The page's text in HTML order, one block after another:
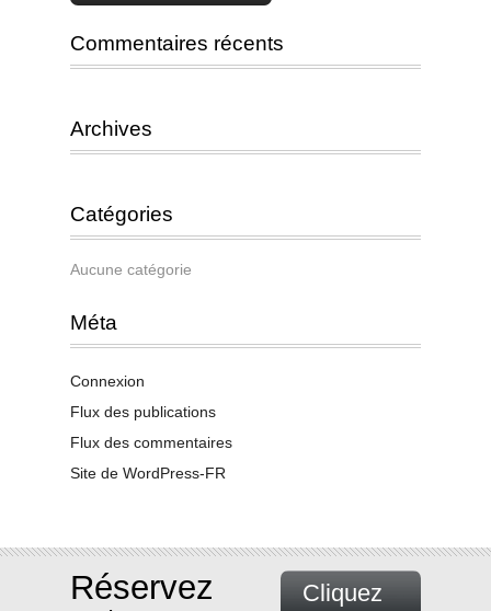
Commentaires récents
Archives
Catégories
Aucune catégorie
Méta
Connexion
Flux des publications
Flux des commentaires
Site de WordPress-FR
Réservez
Cliquez